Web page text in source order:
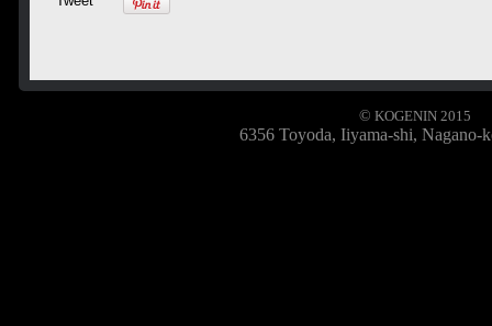
© KOGENIN
6356 Toyoda, Iiyama-shi, Nagano-